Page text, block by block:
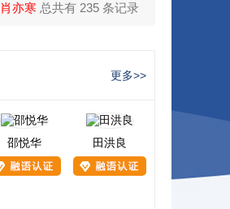
肖亦寒 总共有 235 条记录
更多>>
邵悦华 田洪良